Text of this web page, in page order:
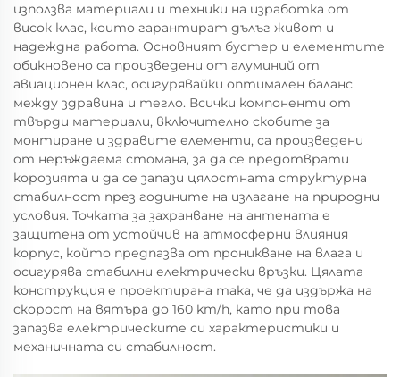
използва материали и техники на изработка от
висок клас, които гарантират дълъг живот и
надеждна работа. Основният бустер и елементите
обикновено са произведени от алуминий от
авиационен клас, осигурявайки оптимален баланс
между здравина и тегло. Всички компоненти от
твърди материали, включително скобите за
монтиране и здравите елементи, са произведени
от неръждаема стомана, за да се предотврати
корозията и да се запази цялостната структурна
стабилност през годините на излагане на природни
условия. Точката за захранване на антената е
защитена от устойчив на атмосферни влияния
корпус, който предпазва от проникване на влага и
осигурява стабилни електрически връзки. Цялата
конструкция е проектирана така, че да издържа на
скорост на вятъра до 160 km/h, като при това
запазва електрическите си характеристики и
механичната си стабилност.